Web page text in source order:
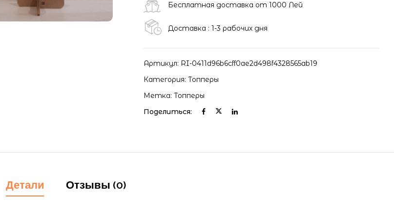
Бесплатная доставка от 1000 Лей
Доставка : 1-3 рабочих дня
Артикул: RI-0411d96b6cff0ae2d498f4328565ab19
Категория:Топперы
Метка:Топперы
Поделиться:
Детали Отзывы (0)